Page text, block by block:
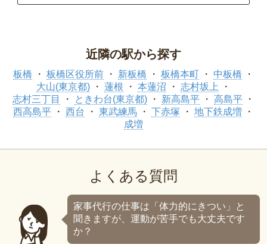
近隣の駅から探す
板橋 板橋区役所前 新板橋 板橋本町
中板橋
大山(東京都)
蓮根 本蓮沼
志村坂上
志村三丁目
ときわ台(東京都) 新高島平
高島平
西高島平
西台 東武練馬 下赤塚
地下鉄成増
成増
よくある質問
家事代行の仕事は「体力的にきつい」と
聞きますが、運動が苦手でも大丈夫です
か？